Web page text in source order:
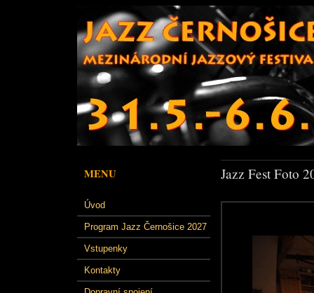
MENU
Úvod
Program Jazz Černošice 2027
Vstupenky
Kontakty
Jazz Fest Foto